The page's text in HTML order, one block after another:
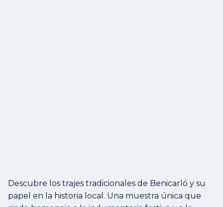
Descubre los trajes tradicionales de Benicarló y su
papel en la historia local. Una muestra única que